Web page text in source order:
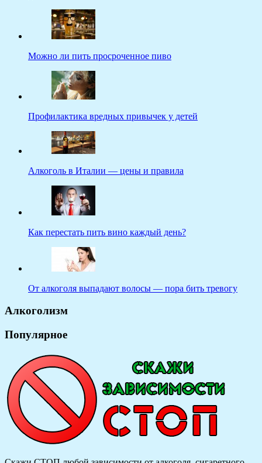
Можно ли пить просроченное пиво
Профилактика вредных привычек у детей
Алкоголь в Италии — цены и правила
Как перестать пить вино каждый день?
От алкоголя выпадают волосы — пора бить тревогу
Алкоголизм
Популярное